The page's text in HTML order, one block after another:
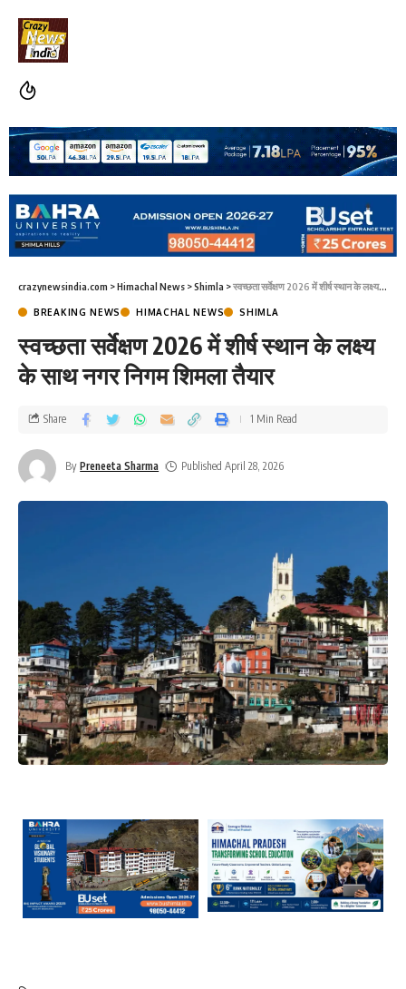
crazynewsindia.com >Himachal News >Shimla >स्वच्छता सर्वेक्षण 2026 में शीर्ष स्थान के लक्ष्य के साथ नगर निगम शिमला तैयार
BREAKING NEWS HIMACHAL NEWS SHIMLA
स्वच्छता सर्वेक्षण 2026 में शीर्ष स्थान के लक्ष्य
के साथ नगर निगम शिमला तैयार
By Preneeta Sharma Published April 28, 2026
Share 1 Min Read